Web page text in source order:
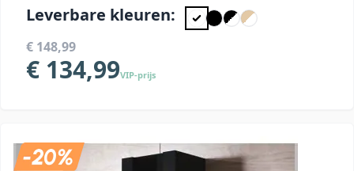
Leverbare kleuren:
€ 148,99
€ 134,99VIP-prijs